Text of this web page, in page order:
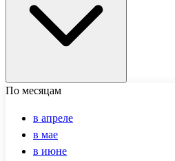
По месяцам
в апреле
в мае
в июне